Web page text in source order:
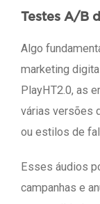
Testes A/B
Algo
marketing
PlayHT2.0, as
várias versões
ou estilos de
Esses áudios
campanhas e